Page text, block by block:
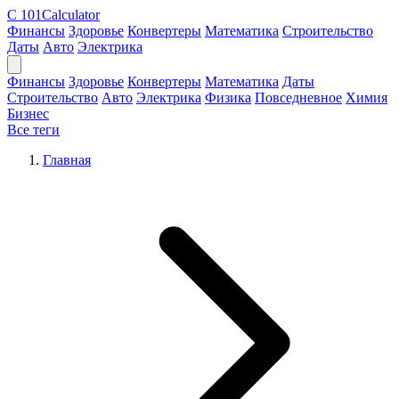
C 101Calculator
Финансы Здоровье Конвертеры Математика Строительство
Даты Авто Электрика
Финансы Здоровье Конвертеры Математика Даты
Строительство Авто Электрика Физика Повседневное Химия
Бизнес
Все теги
Главная